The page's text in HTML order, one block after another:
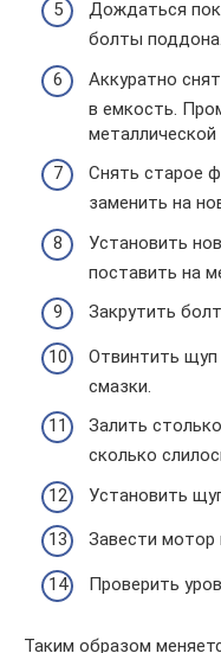
Дождаться
болты поддона.
Аккуратно
в емкость.
металлической
Снять старое
заменить на
Установить
поставить на
Закрутить
Отвинтить щуп
смазки.
Залить
сколько
Установить
Завести мотор
Проверить
Таким образом